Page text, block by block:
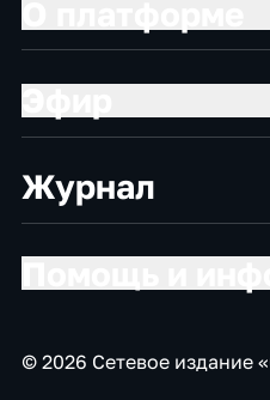
Журнал
© 2026 Сетевое издание